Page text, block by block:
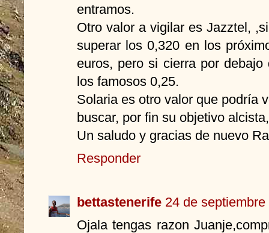
entramos.
Otro valor a vigilar es Jazztel,
superar los 0,320 en los
euros, pero si cierra por
los famosos 0,25.
Solaria es otro valor que podría
buscar, por fin su objetivo
Un saludo y gracias de nuevo
Responder
bettastenerife 24 de
Ojala tengas razon